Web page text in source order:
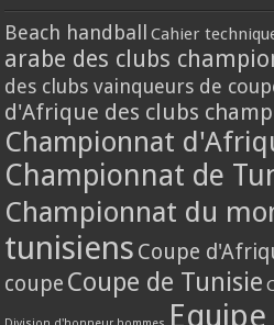
Beach handball Cahier
arabe des clubs
des clubs vainqueurs de
d'Afrique des clubs
Championnat
Championnat de
Championnat du
tunisiens Coupe
coupe Coupe de Tunisie